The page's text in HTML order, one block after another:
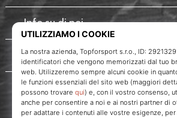
Info su di noi
Servizio clienti